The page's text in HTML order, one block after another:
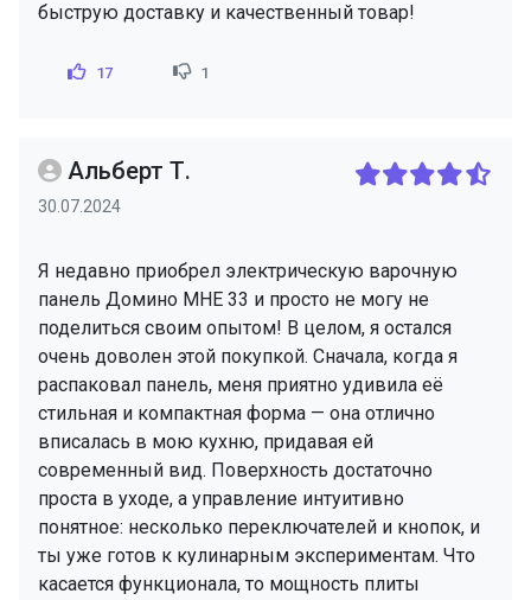
быструю доставку и качественный товар!
17 1
Альберт Т.
30.07.2024
Я недавно приобрел электрическую варочную
панель Домино MHE 33 и просто не могу не
поделиться своим опытом! В целом, я остался
очень доволен этой покупкой. Сначала, когда я
распаковал панель, меня приятно удивила её
стильная и компактная форма — она отлично
вписалась в мою кухню, придавая ей
современный вид. Поверхность достаточно
проста в уходе, а управление интуитивно
понятное: несколько переключателей и кнопок, и
ты уже готов к кулинарным экспериментам. Что
касается функционала, то мощность плиты